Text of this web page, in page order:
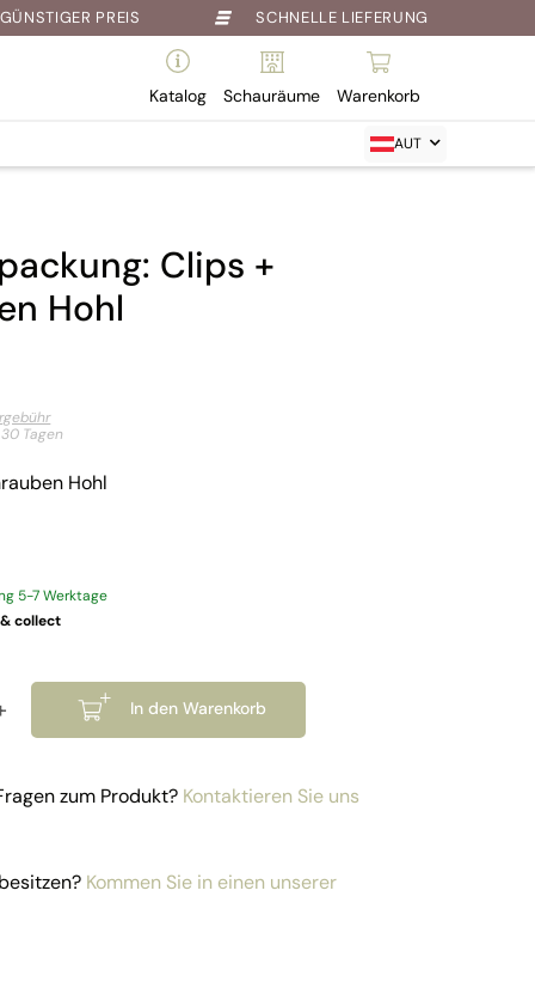
GÜNSTIGER PREIS SCHNELLE LIEFERUNG
Katalog Schauräume Warenkorb
AUT
Clips +
Hohl
Tagen
Hohl
5-7 Werktage
collect
Clips + Schrauben Hohl Menge
In den Warenkorb
zum Produkt? Kontaktieren Sie uns
Kommen Sie in einen unserer